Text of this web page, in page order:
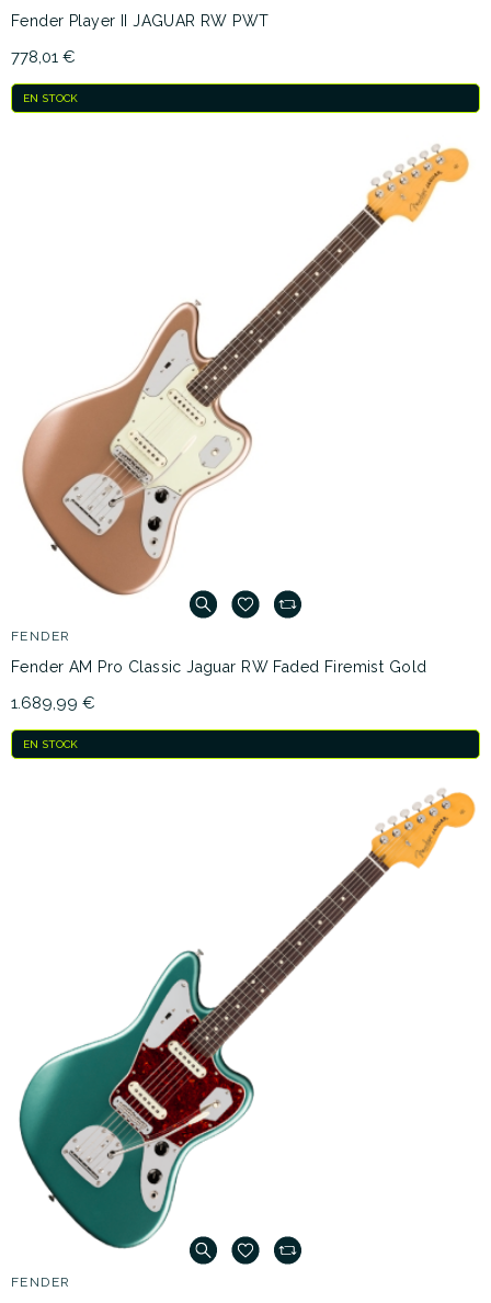
Fender Player II JAGUAR RW PWT
778,01 €
EN STOCK
FENDER
Fender AM Pro Classic Jaguar RW Faded Firemist Gold
1.689,99 €
EN STOCK
FENDER